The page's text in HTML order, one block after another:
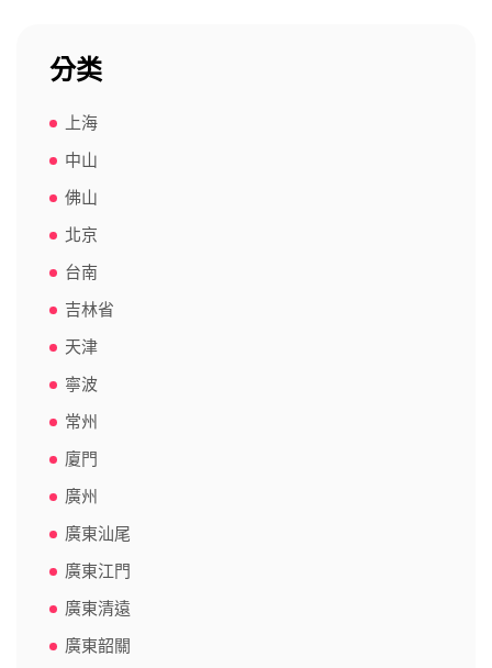
分类
上海
中山
佛山
北京
台南
吉林省
天津
寧波
常州
廈門
廣州
廣東汕尾
廣東江門
廣東清遠
廣東韶關